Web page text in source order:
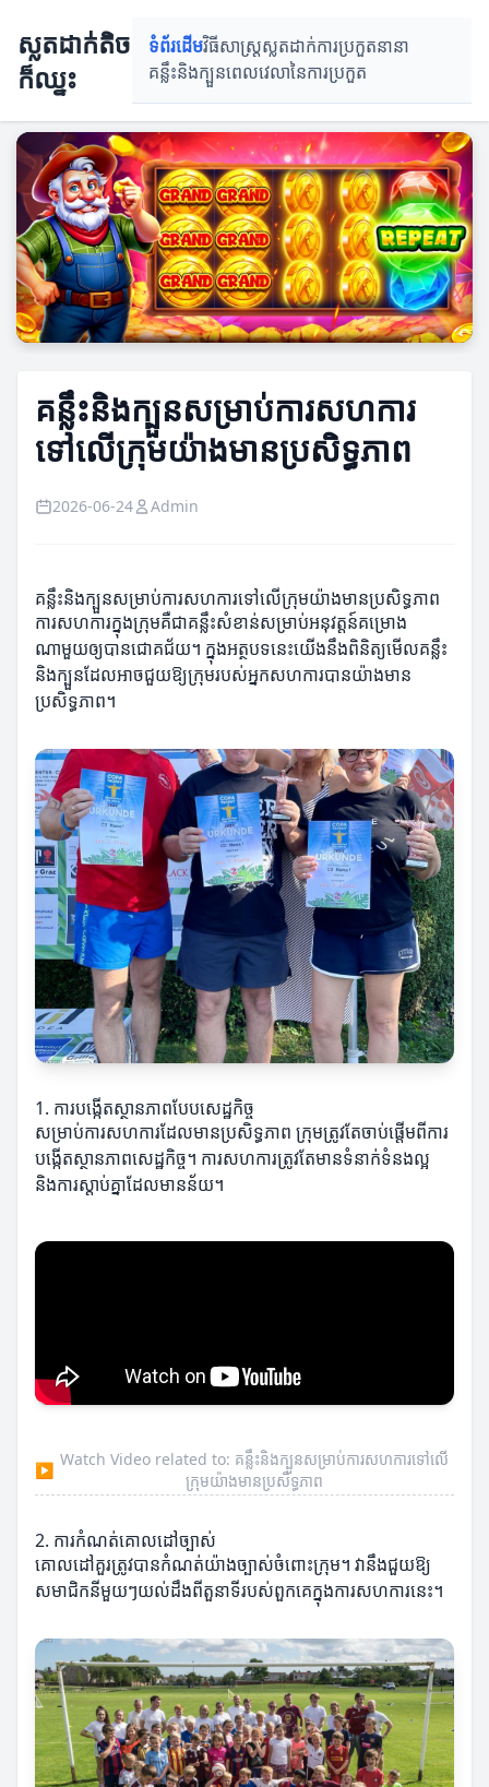
ស្លតដាក់តិច
ក៏ឈ្នះ
ទំព័រដើមវិធីសាស្រ្តស្លតដាក់ការប្រកួតនានា
គន្លឹះនិងក្បួនពេលវេលានៃការប្រកួត
គន្លឹះនិងក្បួនសម្រាប់ការសហការ
ទៅលើក្រុមយ៉ាងមានប្រសិទ្ធភាព
2026-06-24 Admin
គន្លឹះនិងក្បួនសម្រាប់ការសហការទៅលើក្រុមយ៉ាងមានប្រសិទ្ធភាព
ការសហការក្នុងក្រុមគឺជាគន្លឹះសំខាន់សម្រាប់អនុវត្តន៍គម្រោង
ណាមួយឲ្យបានជោគជ័យ។ ក្នុងអត្ថបទនេះយើងនឹងពិនិត្យមើលគន្លឹះ
និងក្បួនដែលអាចជួយឱ្យក្រុមរបស់អ្នកសហការបានយ៉ាងមាន
ប្រសិទ្ធភាព។
1. ការបង្កើតស្ថានភាពបែបសេដ្ឋកិច្ច
សម្រាប់ការសហការដែលមានប្រសិទ្ធភាព ក្រុមត្រូវតែចាប់ផ្តើមពីការ
បង្កើតស្ថានភាពសេដ្ឋកិច្ច។ ការសហការត្រូវតែមានទំនាក់ទំនងល្អ
និងការស្តាប់គ្នាដែលមានន័យ។
▶
Watch Video related to: គន្លឹះនិងក្បួនសម្រាប់ការសហការទៅលើ
ក្រុមយ៉ាងមានប្រសិទ្ធភាព
2. ការកំណត់គោលដៅច្បាស់
គោលដៅគួរត្រូវបានកំណត់យ៉ាងច្បាស់ចំពោះក្រុម។ វានឹងជួយឱ្យ
សមាជិកនីមួយៗយល់ដឹងពីតួនាទីរបស់ពួកគេក្នុងការសហការនេះ។